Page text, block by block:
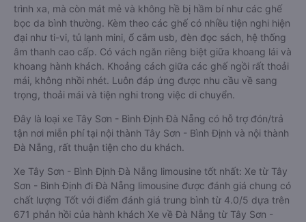
trình xa, mà còn mát mẻ và không hề bị hầm bí như các ghế
bọc da bình thường. Kèm theo các ghế có nhiều tiện nghi hiện
đại như ti-vi, tủ lạnh mini, ổ cắm usb, đèn đọc sách, hệ thống
âm thanh cao cấp. Có vách ngăn riêng biệt giữa khoang lái và
khoang hành khách. Khoảng cách giữa các ghế ngồi rất thoải
mái, không nhồi nhét. Luôn đáp ứng được nhu cầu về sang
trọng, thoải mái và tiện nghi trong việc di chuyển.
Đây là loại xe Tây Sơn - Bình Định Đà Nẵng có hỗ trợ đón/trả
tận nơi miễn phí tại nội thành Tây Sơn - Bình Định và nội thành
Đà Nẵng, rất thuận tiện cho du khách.
Xe Tây Sơn - Bình Định Đà Nẵng limousine tốt nhất: Xe từ Tây
Sơn - Bình Định đi Đà Nẵng limousine được đánh giá chung có
chất lượng Tốt với điểm đánh giá trung bình từ 4.0/5 dựa trên
671 phản hồi của hành khách Xe về Đà Nẵng từ Tây Sơn -